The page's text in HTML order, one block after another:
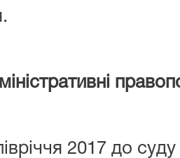
2017 до